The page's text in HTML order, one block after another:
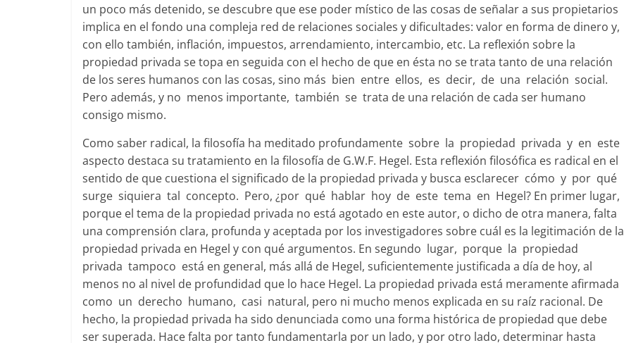
un poco más detenido, se descubre que ese poder místico de las cosas de señalar a sus propietarios
implica en el fondo una compleja red de relaciones sociales y dificultades: valor en forma de dinero y,
con ello también, inflación, impuestos, arrendamiento, intercambio, etc. La reflexión sobre la
propiedad privada se topa en seguida con el hecho de que en ésta no se trata tanto de una relación
de los seres humanos con las cosas, sino más bien entre ellos, es decir, de una relación social.
Pero además, y no menos importante, también se trata de una relación de cada ser humano
consigo mismo.
Como saber radical, la filosofía ha meditado profundamente sobre la propiedad privada y en este
aspecto destaca su tratamiento en la filosofía de G.W.F. Hegel. Esta reflexión filosófica es radical en el
sentido de que cuestiona el significado de la propiedad privada y busca esclarecer cómo y por qué
surge siquiera tal concepto. Pero, ¿por qué hablar hoy de este tema en Hegel? En primer lugar,
porque el tema de la propiedad privada no está agotado en este autor, o dicho de otra manera, falta
una comprensión clara, profunda y aceptada por los investigadores sobre cuál es la legitimación de la
propiedad privada en Hegel y con qué argumentos. En segundo lugar, porque la propiedad
privada tampoco está en general, más allá de Hegel, suficientemente justificada a día de hoy, al
menos no al nivel de profundidad que lo hace Hegel. La propiedad privada está meramente afirmada
como un derecho humano, casi natural, pero ni mucho menos explicada en su raíz racional. De
hecho, la propiedad privada ha sido denunciada como una forma histórica de propiedad que debe
ser superada. Hace falta por tanto fundamentarla por un lado, y por otro lado, determinar hasta